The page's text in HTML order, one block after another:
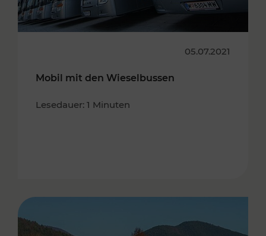
05.07.2021
Mobil mit den Wieselbussen
Lesedauer: 1 Minuten